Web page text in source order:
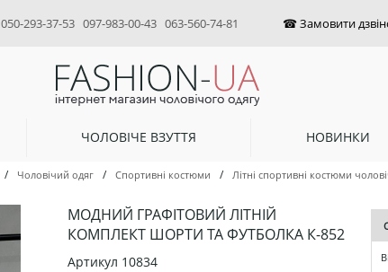
050-293-37-53 097-983-00-43 063-560-74-81
ЧОЛОВІЧЕ ВЗУТТЯ НОВИНКИ
/ Чоловічий одяг / Спортивні костюми / Літні спортивні костюми
МОДНИЙ ГРАФІТОВИЙ ЛІТНІЙ
КОМПЛЕКТ ШОРТИ ТА ФУТБОЛКА К-852
Артикул 10834